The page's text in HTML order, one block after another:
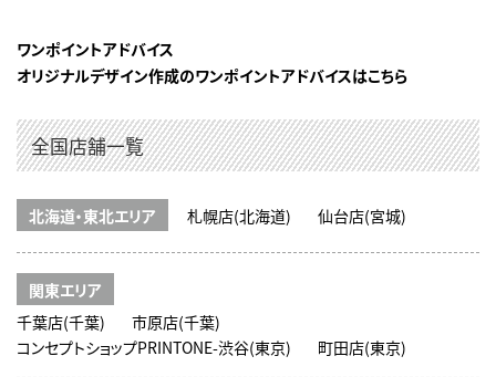
ワンポイントアドバイス
オリジナルデザイン作成のワンポイントアドバイスはこちら
全国店舗一覧
北海道・東北エリア 札幌店(北海道) 仙台店(宮城)
関東エリア
千葉店(千葉)
市原店(千葉)
コンセプトショップPRINTONE-渋谷(東京)
町田店(東京)